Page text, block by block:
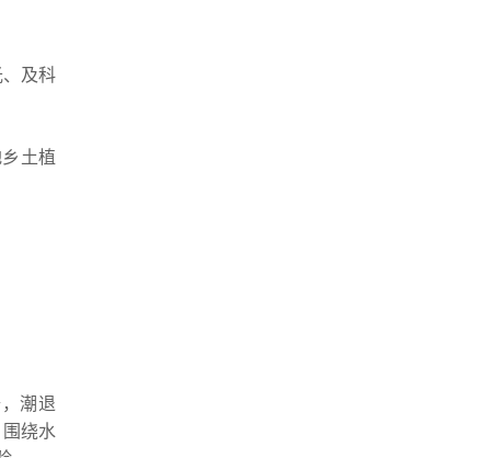
及科
土植
潮退
绕水